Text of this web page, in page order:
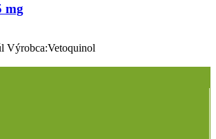
mg
Výrobca:Vetoquinol